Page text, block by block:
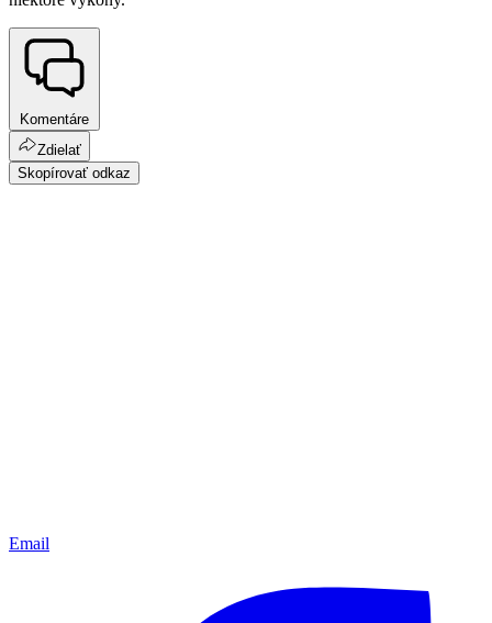
Komentáre
Zdielať
Skopírovať odkaz
Email